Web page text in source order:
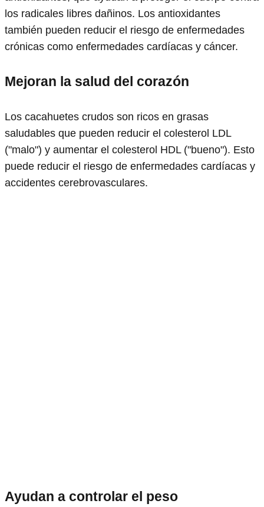
los radicales libres dañinos. Los antioxidantes
también pueden reducir el riesgo de enfermedades
crónicas como enfermedades cardíacas y cáncer.
Mejoran la salud del corazón
Los cacahuetes crudos son ricos en grasas
saludables que pueden reducir el colesterol LDL
("malo") y aumentar el colesterol HDL ("bueno"). Esto
puede reducir el riesgo de enfermedades cardíacas y
accidentes cerebrovasculares.
Ayudan a controlar el peso